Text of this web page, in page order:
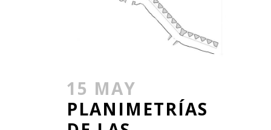
15 MAY
PLANIMETRÍAS